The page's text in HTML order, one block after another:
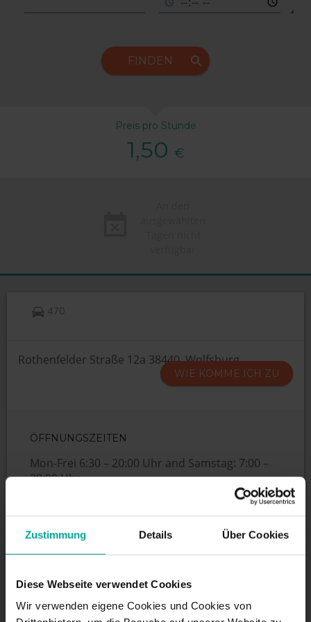
Zustimmung Details Über Cookies
Diese Webseite verwendet Cookies
Wir verwenden eigene Cookies und Cookies von
FINDEN
Preis pro Stunde
1,50 €
470
Rothenfelder Straße 12a 38440, Wolfsburg
WIE KOMME ICH ZU
ÖFFNUNGSZEITEN
Mon-Frei 6:30 – 20:00 Uhr and Samstag: 7:00 –
20:00 Uhr
DIENSTLEISTUNGEN
Maximale Einfahrtshöhe:1,95 m